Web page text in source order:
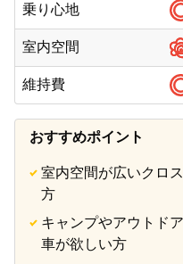
乗り心地
室内空間
維持費
おすすめポイント
室内空間が広いクロ
方
キャンプやアウトド
車が欲しい方